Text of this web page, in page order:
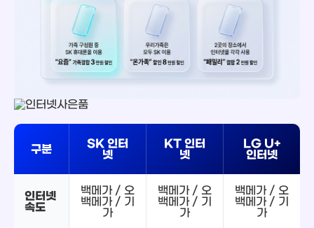
구분
SK 인터
넷
KT 인터
넷
LG U+
인터넷
인터넷
속도
백메가 / 오
백메가 / 기
가
백메가 / 오
백메가 / 기
가
백메가 / 오
백메가 / 기
가